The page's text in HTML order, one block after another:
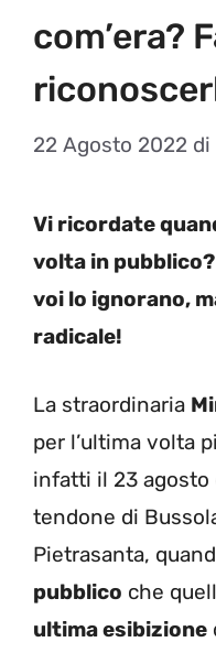
com’era?
22 Agosto 2022 di
Vi ricordate
volta in
voi lo ignorano,
radicale!
La straordinaria
per l’ultima volta
infatti il 23 agosto
tendone di
Pietrasanta,
pubblico che
ultima esibizione